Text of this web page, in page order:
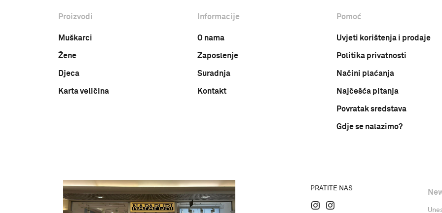
Proizvodi
Muškarci
Žene
Djeca
Karta veličina
Informacije
O nama
Zaposlenje
Suradnja
Kontakt
Pomoć
Uvjeti korištenja i prodaje
Politika privatnosti
Načini plaćanja
Najčešća pitanja
Povratak sredstava
Gdje se nalazimo?
PRATITE NAS